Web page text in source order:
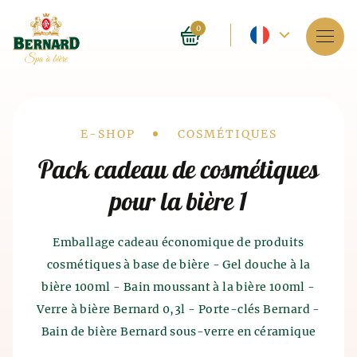
Langue
Français
0
À propos du spa
Réservations
Liste de prix
E-shop
Blog
FAQ
Drobečková
navigace
E-SHOP COSMÉTIQUES
Pack cadeau de cosmétiques
pour la bière 1
Emballage cadeau économique de produits
cosmétiques à base de bière - Gel douche à la
bière 100ml - Bain moussant à la bière 100ml -
Verre à bière Bernard 0,3l - Porte-clés Bernard -
Bain de bière Bernard sous-verre en céramique
Histoire des bains de bière
Le spa en tant que tel a été exploité il y a 4 000 ans
en Inde. Les anciens Chinois et Égyptiens
Histoire de la production de
bièreet du malt